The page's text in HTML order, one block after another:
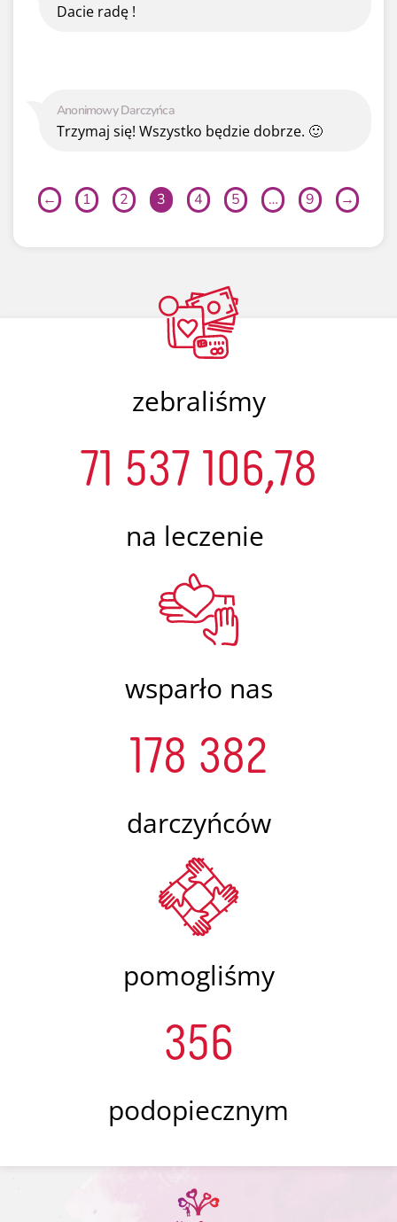
Anonimowy Darczyńca
Trzymaj się! Wszystko będzie dobrze. 🙂
Dacie radę !
← 1 2 3 4 5 … 9 →
zebraliśmy
71 537 106,78
na leczenie
wsparło nas
178 382
darczyńców
pomogliśmy
356
podopiecznym